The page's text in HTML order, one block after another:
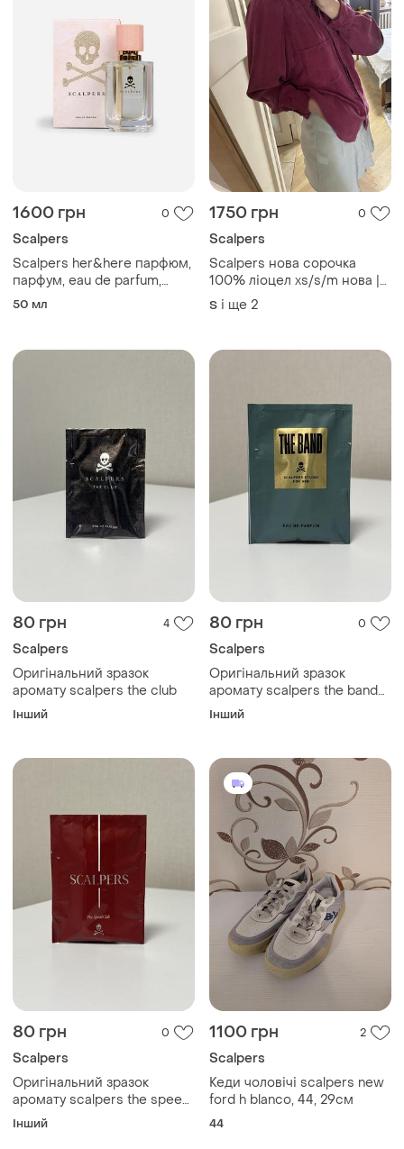
1600 грн 0
Scalpers
Scalpers her&here парфюм,
парфум, eau de parfum,
оригінал
50 мл
1750 грн 0
Scalpers
Scalpers нова сорочка
100% ліоцел xs/s/m нова |
іспанія | berry
S і ще 2
80 грн 4
Scalpers
Оригінальний зразок
аромату scalpers the club
Інший
80 грн 0
Scalpers
Оригінальний зразок
аромату scalpers the band
for him
Інший
80 грн 0
Scalpers
Оригінальний зразок
аромату scalpers the speed
club
Інший
1100 грн 2
Scalpers
Кеди чоловічі scalpers new
ford h blanco, 44, 29см
44